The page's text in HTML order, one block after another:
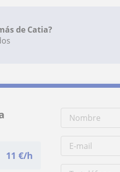
de Catia?
11 €/h